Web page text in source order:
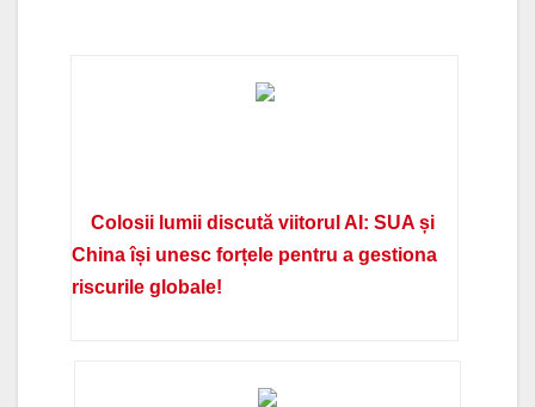
Colosii lumii discută viitorul AI: SUA și
China își unesc forțele pentru a gestiona
riscurile globale!